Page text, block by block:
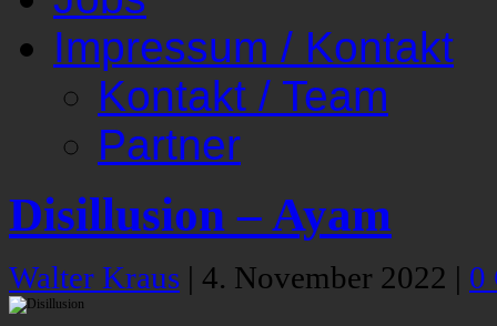
Impressum / Kontakt
Kontakt / Team
Partner
Disillusion – Ayam
Walter Kraus | 4. November 2022 | 0